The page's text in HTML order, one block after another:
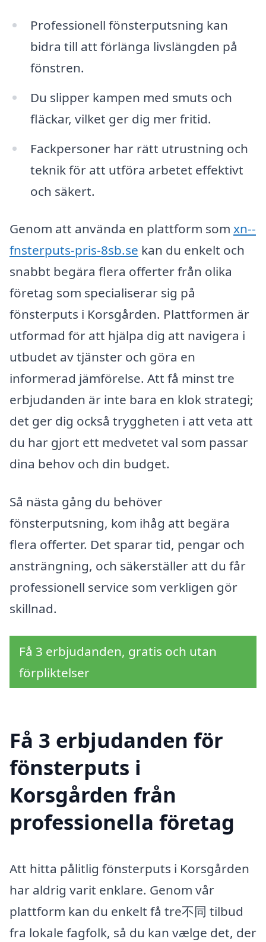
Professionell fönsterputsning kan
bidra till att förlänga livslängden på
fönstren.
Du slipper kampen med smuts och
fläckar, vilket ger dig mer fritid.
Fackpersoner har rätt utrustning och
teknik för att utföra arbetet effektivt
och säkert.
Genom att använda en plattform som xn--
fnsterputs-pris-8sb.se kan du enkelt och
snabbt begära flera offerter från olika
företag som specialiserar sig på
fönsterputs i Korsgården. Plattformen är
utformad för att hjälpa dig att navigera i
utbudet av tjänster och göra en
informerad jämförelse. Att få minst tre
erbjudanden är inte bara en klok strategi;
det ger dig också tryggheten i att veta att
du har gjort ett medvetet val som passar
dina behov och din budget.
Så nästa gång du behöver
fönsterputsning, kom ihåg att begära
flera offerter. Det sparar tid, pengar och
ansträngning, och säkerställer att du får
professionell service som verkligen gör
skillnad.
Få 3 erbjudanden, gratis och utan
förpliktelser
Få 3 erbjudanden för
fönsterputs i
Korsgården från
professionella företag
Att hitta pålitlig fönsterputs i Korsgården
har aldrig varit enklare. Genom vår
plattform kan du enkelt få tre不同 tilbud
fra lokale fagfolk, så du kan vælge det, der